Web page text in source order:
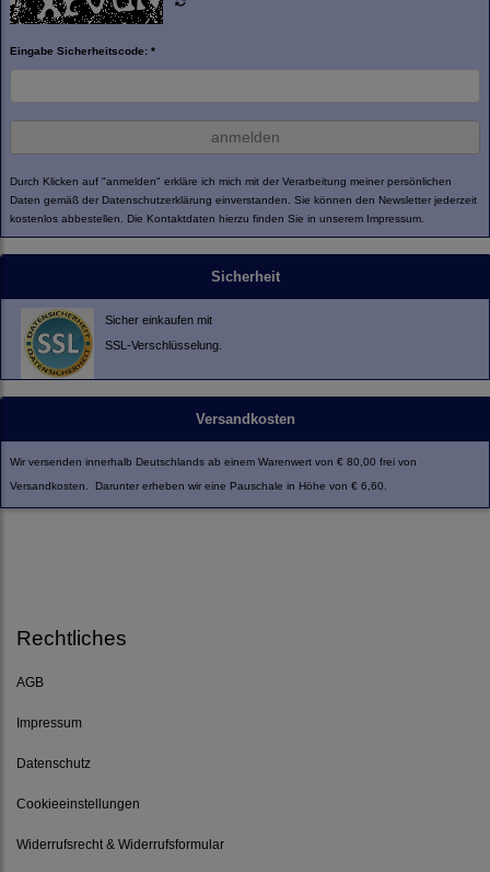
Eingabe Sicherheitscode: *
anmelden
Durch Klicken auf "anmelden" erkläre ich mich mit der Verarbeitung meiner persönlichen
Daten gemäß der Datenschutzerklärung einverstanden. Sie können den Newsletter jederzeit
kostenlos abbestellen. Die Kontaktdaten hierzu finden Sie in unserem Impressum.
Sicherheit
Sicher einkaufen mit
SSL-Verschlüsselung.
Versandkosten
Wir versenden innerhalb Deutschlands ab einem Warenwert von € 80,00 frei von
Versandkosten. Darunter erheben wir eine Pauschale in Höhe von € 6,60.
Rechtliches
AGB
Impressum
Datenschutz
Cookieeinstellungen
Widerrufsrecht & Widerrufsformular